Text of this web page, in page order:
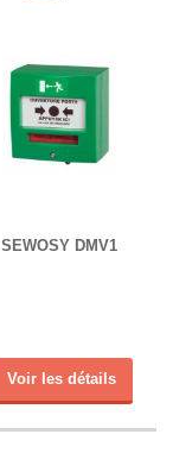
SEWOSY DMV1
Voir les détails